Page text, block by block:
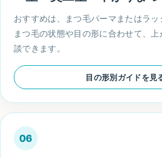
おすすめは、まつ毛パーマまたはラッ
まつ毛の状態や目の形に合わせて、
談できます。
目の形別ガイドを見
06